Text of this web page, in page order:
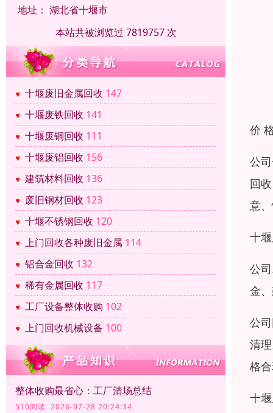
地址： 湖北省十堰市
本站共被浏览过 7819757 次
十堰废旧金属回收 147
十堰废铁回收 141
十堰废铜回收 111
十堰废铝回收 156
建筑材料回收 136
废旧钢材回收 123
十堰不锈钢回收 120
上门回收各种废旧金属 114
铝合金回收 132
稀有金属回收 117
工厂设备整体收购 102
上门回收机械设备 100
整体收购最省心：工厂清场总结
510阅读 2026-07-28 20:24:34
价
公
回
意
十
公
金
公
清
格
十